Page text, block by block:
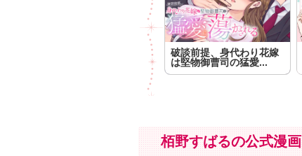
破談前提、身代わり花嫁
は堅物御曹司の猛愛...
栢野すばるの公式漫画